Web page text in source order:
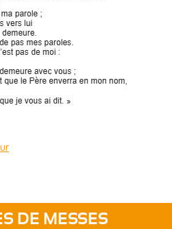
DE MESSES